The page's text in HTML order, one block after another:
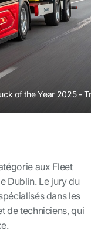
of the Year 2025 -
aux Fleet
Dublin. Le jury du
dans les
de techniciens, qui
.